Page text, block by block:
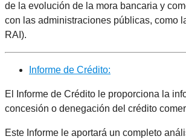
de la evolución de la mora bancaria y
con las administraciones públicas, como
RAI).
Informe de Crédito:
El Informe de Crédito le proporciona la
concesión o denegación del crédito
Este Informe le aportará un completo